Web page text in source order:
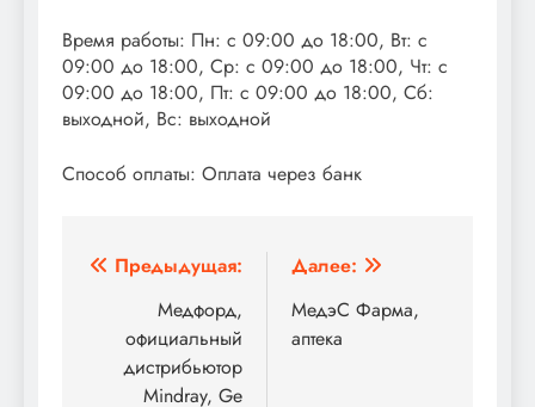
Время работы: Пн: с 09:00 до 18:00, Вт: с
09:00 до 18:00, Ср: с 09:00 до 18:00, Чт: с
09:00 до 18:00, Пт: с 09:00 до 18:00, Сб:
выходной, Вс: выходной
Способ оплаты: Оплата через банк
Навигация
записям
Предыдущая:
Медфорд,
официальный
дистрибьютор
Mindray, Ge
Далее:
МедэС Фарма,
аптека